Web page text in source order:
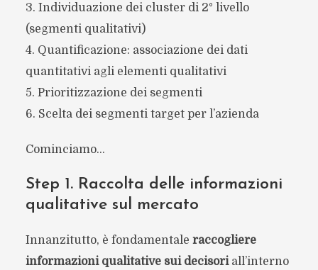
3. Individuazione dei cluster di 2° livello
(segmenti qualitativi)
4. Quantificazione: associazione dei dati
quantitativi agli elementi qualitativi
5. Prioritizzazione dei segmenti
6. Scelta dei segmenti target per l’azienda
Cominciamo…
Step 1. Raccolta delle informazioni
qualitative sul mercato
Innanzitutto, è fondamentale raccogliere
informazioni qualitative sui decisoriall’interno